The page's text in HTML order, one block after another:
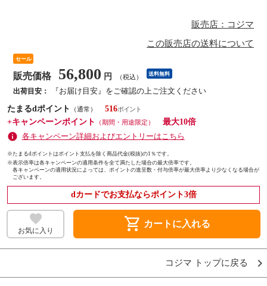
販売店：コジマ
この販売店の送料について
セール
販売価格 56,800 円 （税込） 送料無料
出荷目安：
『お届け目安』をご確認の上ご注文ください
たまるdポイント
（通常）
516
+キャンペーンポイント
（期間・用途限定）
最大10倍
各キャンペーン詳細およびエントリーはこちら
※たまるdポイントはポイント支払を除く商品代金(税抜)の1％です。
※表示倍率は各キャンペーンの適用条件を全て満たした場合の最大倍率です。
各キャンペーンの適用状況によっては、ポイントの進呈数・付与倍率が最大倍率より少なくなる場合が
ございます。
dカードでお支払ならポイント3倍
お気に入り shopping_cart カートに入れる
コジマ トップに戻る